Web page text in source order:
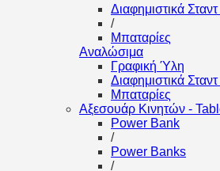
Διαφημιστικά
/
Μπαταρίες
Αναλώσιμα
Γραφική Ύλη
Διαφημιστικά
Μπαταρίες
Αξεσουάρ Κινητών -
Power Bank
/
Power Banks
/